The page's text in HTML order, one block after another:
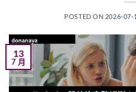
POSTED ON 2026-07-
13
7 月